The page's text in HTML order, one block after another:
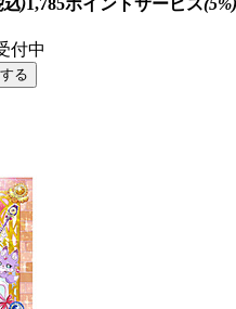
込)1,785ポイントサービス(5%)
付中